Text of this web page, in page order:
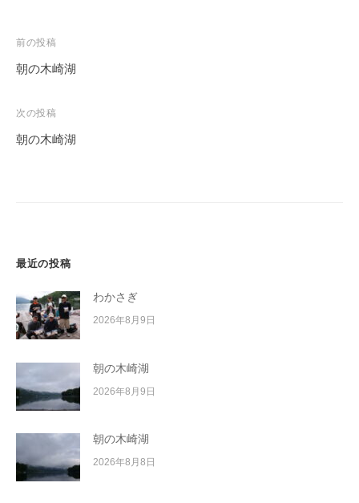
投
稿
ビ
ゲ
前の投稿
朝の木崎湖
次の投稿
朝の木崎湖
最近の投稿
わかさぎ
2026年8月9日
朝の木崎湖
2026年8月9日
朝の木崎湖
2026年8月8日